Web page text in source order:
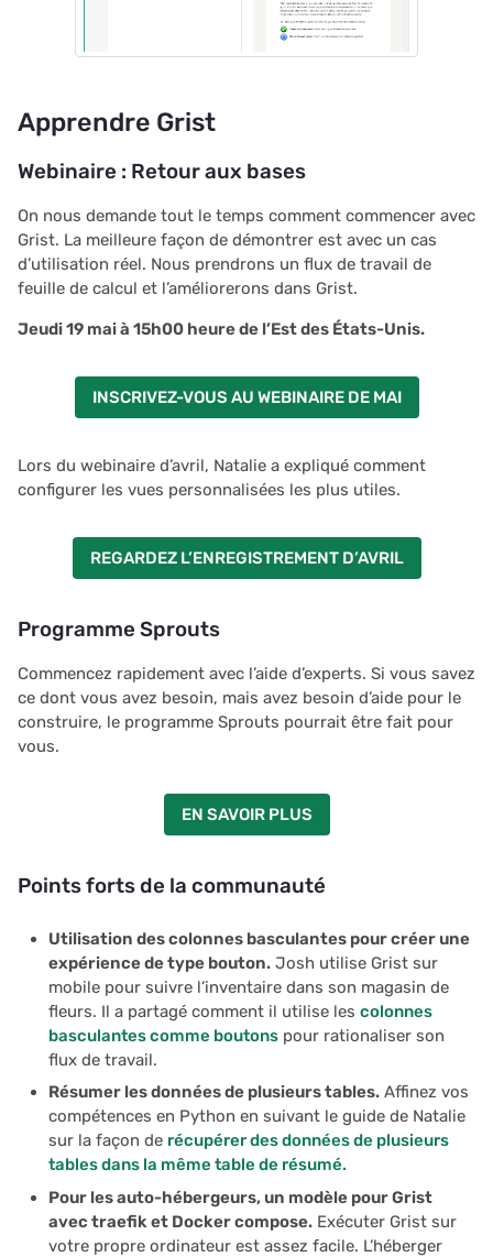
Apprendre Grist
Webinaire : Retour aux bases
On nous demande tout le temps comment commencer avec
Grist. La meilleure façon de démontrer est avec un cas
d’utilisation réel. Nous prendrons un flux de travail de
feuille de calcul et l’améliorerons dans Grist.
Jeudi 19 mai à 15h00 heure de l’Est des États-Unis.
INSCRIVEZ-VOUS AU WEBINAIRE DE MAI
Lors du webinaire d’avril, Natalie a expliqué comment
configurer les vues personnalisées les plus utiles.
REGARDEZ L’ENREGISTREMENT D’AVRIL
Programme Sprouts
Commencez rapidement avec l’aide d’experts. Si vous savez
ce dont vous avez besoin, mais avez besoin d’aide pour le
construire, le programme Sprouts pourrait être fait pour
vous.
EN SAVOIR PLUS
Points forts de la communauté
Utilisation des colonnes basculantes pour créer une
expérience de type bouton. Josh utilise Grist sur
mobile pour suivre l’inventaire dans son magasin de
fleurs. Il a partagé comment il utilise lescolonnes
basculantes comme boutons pour rationaliser son
flux de travail.
Résumer les données de plusieurs tables. Affinez vos
compétences en Python en suivant le guide de Natalie
sur la façon de récupérer des données de plusieurs
tables dans la même table de résumé.
Pour les auto-hébergeurs, un modèle pour Grist
avec traefik et Docker compose. Exécuter Grist sur
votre propre ordinateur est assez facile. L’héberger